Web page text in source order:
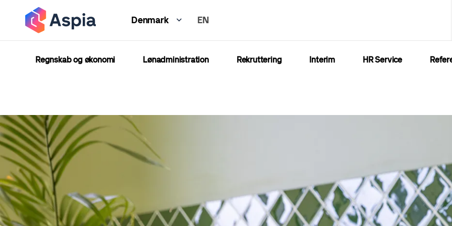
hovedindhold
Denmark EN
Regnskab og økonomi Lønadministration Rekruttering Interim HR Service